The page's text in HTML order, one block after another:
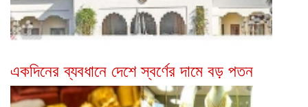
একদিনের ব্যবধানে দেশে স্বর্ণের দামে বড় পতন